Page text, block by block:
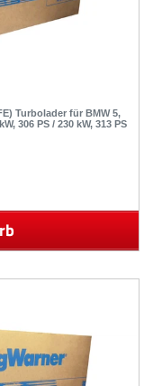
Turbolader für BMW 5,
306 PS / 230 kW, 313 PS